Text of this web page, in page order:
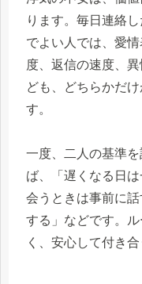
ります。毎日連絡
でよい人では、愛
度、返信の速度、
ども、どちらかだ
す。
一度、二人の基準
ば、「遅くなる日
会うときは事前に
する」などです。
く、安心して付き